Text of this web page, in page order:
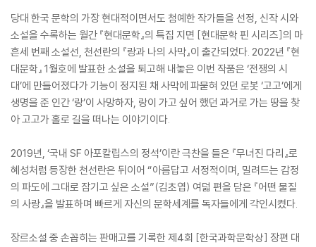
당대 한국 문학의 가장 현대적이면서도 첨예한 작가들을 선정, 신작 시와
소설을 수록하는 월간 『현대문학』의 특집 지면 [현대문학 핀 시리즈]의 마
흔세 번째 소설선, 천선란의 『랑과 나의 사막』이 출간되었다. 2022년 『현
대문학』 1월호에 발표한 소설을 퇴고해 내놓은 이번 작품은 ‘전쟁의 시
대’에 만들어졌다가 기능이 정지된 채 사막에 파묻혀 있던 로봇 ‘고고’에게
생명을 준 인간 ‘랑’이 사망하자, 랑이 가고 싶어 했던 과거로 가는 땅을 찾
아 고고가 홀로 길을 떠나는 이야기이다.
2019년, ‘국내 SF 아포칼립스의 정석’이란 극찬을 들은 『무너진 다리』로
혜성처럼 등장한 천선란은 뒤이어 “아름답고 서정적이며, 밀려드는 감정
의 파도에 그대로 잠기고 싶은 소설”(김초엽) 여덟 편을 담은 『어떤 물질
의 사랑』을 발표하며 빠르게 자신의 문학세계를 독자들에게 각인시켰다.
장르소설 중 손꼽히는 판매고를 기록한 제4회 [한국과학문학상] 장편 대